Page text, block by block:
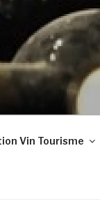
Vin Tourisme